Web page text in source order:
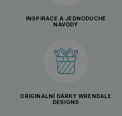
INSPIRACE A JEDNODUCHÉ
NÁVODY
ORIGINÁLNÍ DÁRKY WRENDALE
DESIGNS